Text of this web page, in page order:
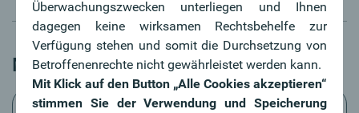
Mehrwertprogramme digital erleben
Überwachungszwecken unterliegen und Ihnen
dagegen keine wirksamen Rechtsbehelfe zur
Verfügung stehen und somit die Durchsetzung von
Betroffenenrechte nicht gewährleistet werden kann.
Mit Klick auf den Button „Alle Cookies akzeptieren“
stimmen Sie der Verwendung und Speicherung